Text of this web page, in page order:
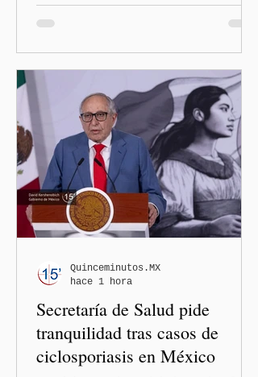
Estado amplió la revisión
de la presencia digital de
los solicitantes, mientras
Washington busca cerrar el
paso al llamado “turismo de
nacimiento” y reforzar los
controles migratorios.
Secretaría de Salud pide
tranquilidad tras casos de
ciclosporiasis en México
Quinceminutos.MX
hace 1 hora